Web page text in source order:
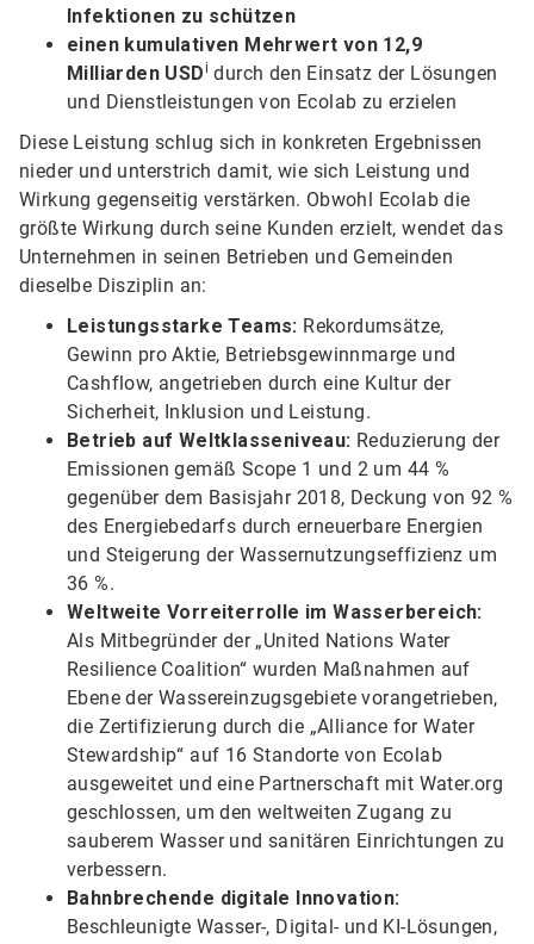
Infektionen zu schützen
einen kumulativen Mehrwert von 12,9
Milliarden USD i durch den Einsatz der Lösungen
und Dienstleistungen von Ecolab zu erzielen
Diese Leistung schlug sich in konkreten Ergebnissen
nieder und unterstrich damit, wie sich Leistung und
Wirkung gegenseitig verstärken. Obwohl Ecolab die
größte Wirkung durch seine Kunden erzielt, wendet das
Unternehmen in seinen Betrieben und Gemeinden
dieselbe Disziplin an:
Leistungsstarke Teams: Rekordumsätze,
Gewinn pro Aktie, Betriebsgewinnmarge und
Cashflow, angetrieben durch eine Kultur der
Sicherheit, Inklusion und Leistung.
Betrieb auf Weltklasseniveau: Reduzierung der
Emissionen gemäß Scope 1 und 2 um 44 %
gegenüber dem Basisjahr 2018, Deckung von 92 %
des Energiebedarfs durch erneuerbare Energien
und Steigerung der Wassernutzungseffizienz um
36 %.
Weltweite Vorreiterrolle im Wasserbereich:
Als Mitbegründer der „United Nations Water
Resilience Coalition“ wurden Maßnahmen auf
Ebene der Wassereinzugsgebiete vorangetrieben,
die Zertifizierung durch die „Alliance for Water
Stewardship“ auf 16 Standorte von Ecolab
ausgeweitet und eine Partnerschaft mit Water.org
geschlossen, um den weltweiten Zugang zu
sauberem Wasser und sanitären Einrichtungen zu
verbessern.
Bahnbrechende digitale Innovation:
Beschleunigte Wasser-, Digital- und KI-Lösungen,